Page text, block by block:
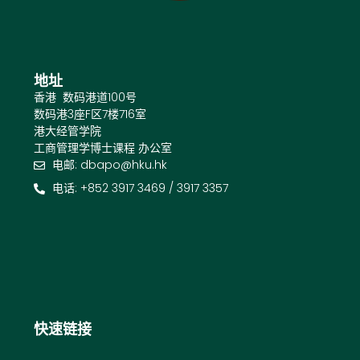
快速链接
地址
香港 数码港道100号
数码港3座F区7楼716室
港大经管学院
工商管理学博士课程 办公室
电邮: dbapo@hku.hk
电话: +852 3917 3469 / 3917 3357